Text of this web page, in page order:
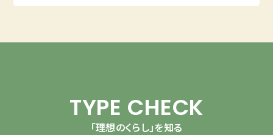
TYPE CHECK
「理想のくらし」を知る